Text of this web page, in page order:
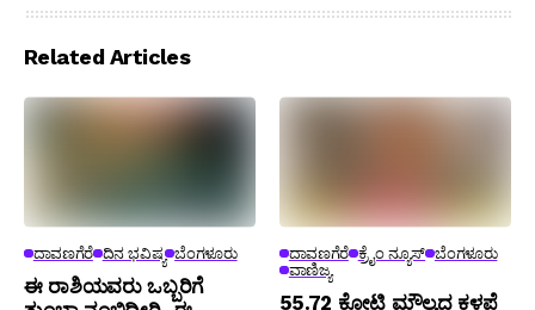
Related Articles
ದಾವಣಗೆರೆ ದಿನ ಭವಿಷ್ಯ ಬೆಂಗಳೂರು
ಈ ರಾಶಿಯವರು ಒಬ್ಬರಿಗೆ
ದಾವಣಗೆರೆ ಕ್ರೈಂ ನ್ಯೂಸ್ ಬೆಂಗಳೂರು
ವಾಣಿಜ್ಯ
₹55.72 ಕೋಟಿ ಮೌಲ್ಯದ ಕಳಪೆ